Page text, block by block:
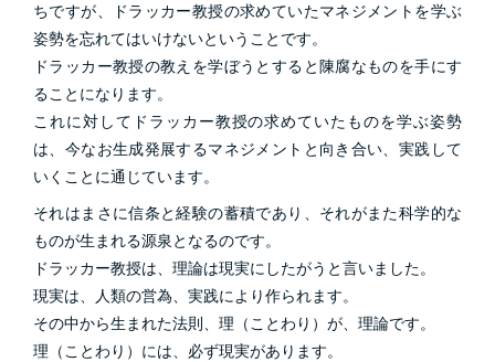
ちですが、ドラッカー教授の求めていたマネジメントを学ぶ
姿勢を忘れてはいけないということです。
ドラッカー教授の教えを学ぼうとすると陳腐なものを手にす
ることになります。
これに対してドラッカー教授の求めていたものを学ぶ姿勢
は、今なお生成発展するマネジメントと向き合い、実践して
いくことに通じています。
それはまさに信条と経験の蓄積であり、それがまた科学的な
ものが生まれる源泉となるのです。
ドラッカー教授は、理論は現実にしたがうと言いました。
現実は、人類の営為、実践により作られます。
その中から生まれた法則、理（ことわり）が、理論です。
理（ことわり）には、必ず現実があります。